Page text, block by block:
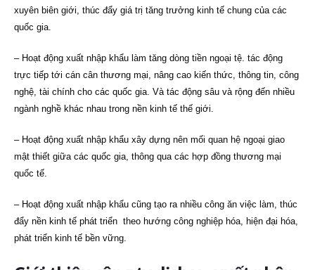
xuyên biên giới, thúc đẩy giá trị tăng trưởng kinh tế chung của các
quốc gia.
– Hoạt động xuất nhập khẩu làm tăng dòng tiền ngoại tệ. tác động
trực tiếp tới cán cân thương mại, nâng cao kiến thức, thông tin, công
nghệ, tài chính cho các quốc gia. Và tác động sâu và rộng đến nhiều
ngành nghề khác nhau trong nền kinh tế thế giới.
– Hoạt động xuất nhập khẩu xây dựng nên mối quan hệ ngoại giao
mật thiết giữa các quốc gia, thông qua các hợp đồng thương mại
quốc tế.
– Hoạt động xuất nhập khẩu cũng tạo ra nhiều công ăn việc làm, thúc
đẩy nền kinh tế phát triển theo hướng công nghiệp hóa, hiện đại hóa,
phát triển kinh tế bền vững.